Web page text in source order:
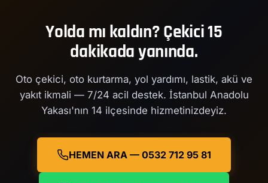
Yolda mı kaldın? Çekici 15
dakikada yanında.
Oto çekici, oto kurtarma, yol yardımı, lastik, akü ve
yakıt ikmali — 7/24 acil destek. İstanbul Anadolu
Yakası'nın 14 ilçesinde hizmetinizdeyiz.
HEMEN ARA — 0532 712 95 81